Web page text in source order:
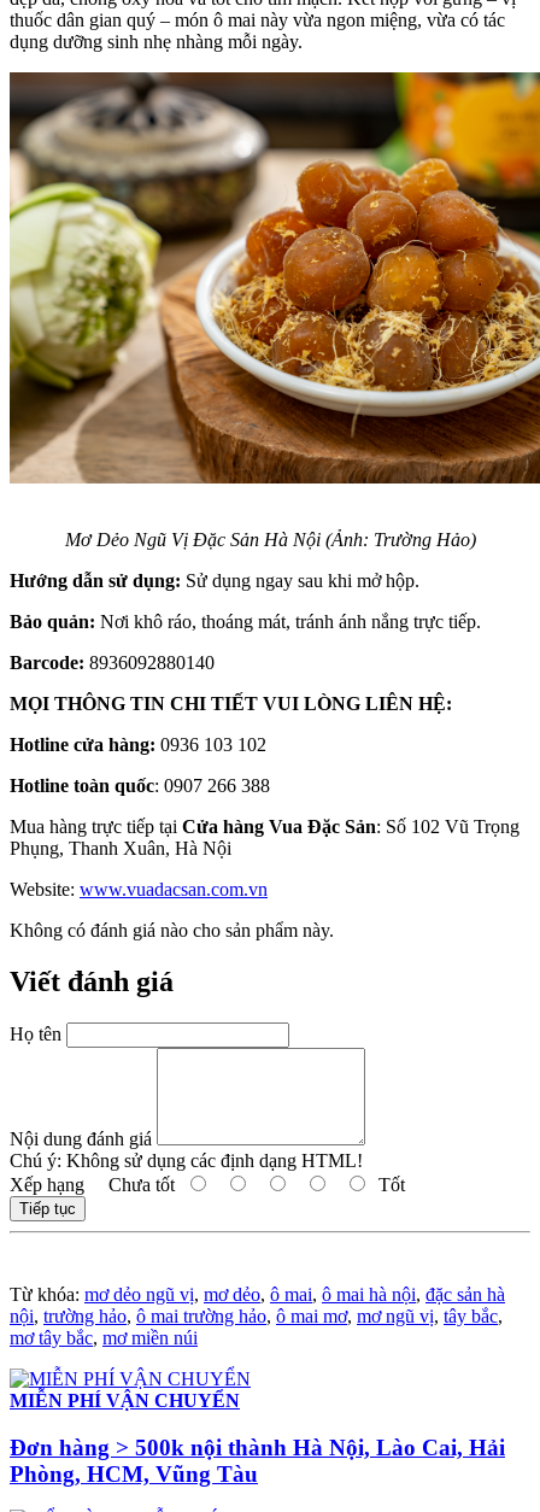
thuốc dân gian quý – món ô mai này vừa ngon miệng, vừa có tác
dụng dưỡng sinh nhẹ nhàng mỗi ngày.
Mơ Dẻo Ngũ Vị Đặc Sản Hà Nội (Ảnh: Trường Hảo)
Hướng dẫn sử dụng: Sử dụng ngay sau khi mở hộp.
Bảo quản: Nơi khô ráo, thoáng mát, tránh ánh nắng trực tiếp.
Barcode: 8936092880140
MỌI THÔNG TIN CHI TIẾT VUI LÒNG LIÊN HỆ:
Hotline cửa hàng: 0936 103 102
Hotline toàn quốc: 0907 266 388
Mua hàng trực tiếp tại Cửa hàng Vua Đặc Sản: Số 102 Vũ Trọng
Phụng, Thanh Xuân, Hà Nội
Website: www.vuadacsan.com.vn
Không có đánh giá nào cho sản phẩm này.
Viết đánh giá
Họ tên
Nội dung đánh giá
Chú ý: Không sử dụng các định dạng HTML!
Xếp hạng Chưa tốt Tốt
Tiếp tục
Từ khóa: mơ dẻo ngũ vị, mơ dẻo, ô mai, ô mai hà nội, đặc sản hà
nội, trường hảo, ô mai trường hảo, ô mai mơ, mơ ngũ vị, tây bắc,
mơ tây bắc, mơ miền núi
MIỄN PHÍ VẬN CHUYỂN
Đơn hàng > 500k nội thành Hà Nội, Lào Cai, Hải
Phòng, HCM, Vũng Tàu